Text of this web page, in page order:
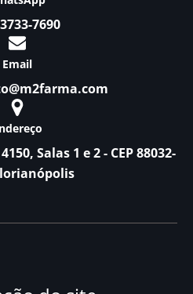
7690
Email
Salas 1 e 2 - CEP 88032-